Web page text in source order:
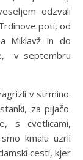
odzvali
poti, od
Miklavž in do
v septembru
v strmino.
za pijačo.
s cvetlicami,
kmalu uzrli
cesti, kjer